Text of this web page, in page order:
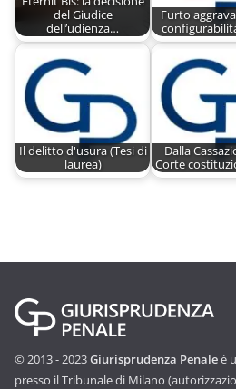
del Giudice
dell’udienza…
Furto
Il delitto d'usura (Tesi di
laurea)
Dalla
Corte
© 2013 - 2023Giurisprudenza Penaleè
presso il Tribunale di Milano